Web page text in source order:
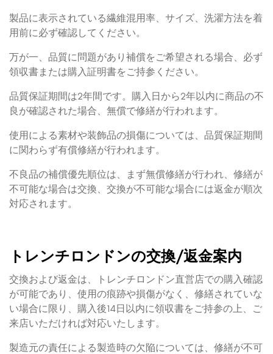
製品に表示されている繊維混用率、サイズ、洗濯方法を着
用前に必ず確認してください。
万が一、品質に問題があり補償をご希望される場合、必ず
領収書または購入証明書をご持参ください。
品質保証期間は2年間です。購入日から2年以内に商品の不
良が確認された場合、無償で修繕が行われます。
使用による素材や装飾品の損傷については、品質保証期間
に関わらず有償修繕が行われます。
不良品の補償優先順位は、まず無償修繕が行われ、修繕が
不可能な場合は交換、交換が不可能な場合には返金が順次
対応されます。
トレンチロンドンの交換/返金案内
交換および返金は、トレンチロンドン直営店での購入確認
が可能であり、使用の痕跡や損傷がなく、修繕されていな
い場合に限り、購入後14日以内に領収書をご持参の上、ご
来店いただければ対応いたします。
製造元の責任による製造時の欠陥については、修繕が不可